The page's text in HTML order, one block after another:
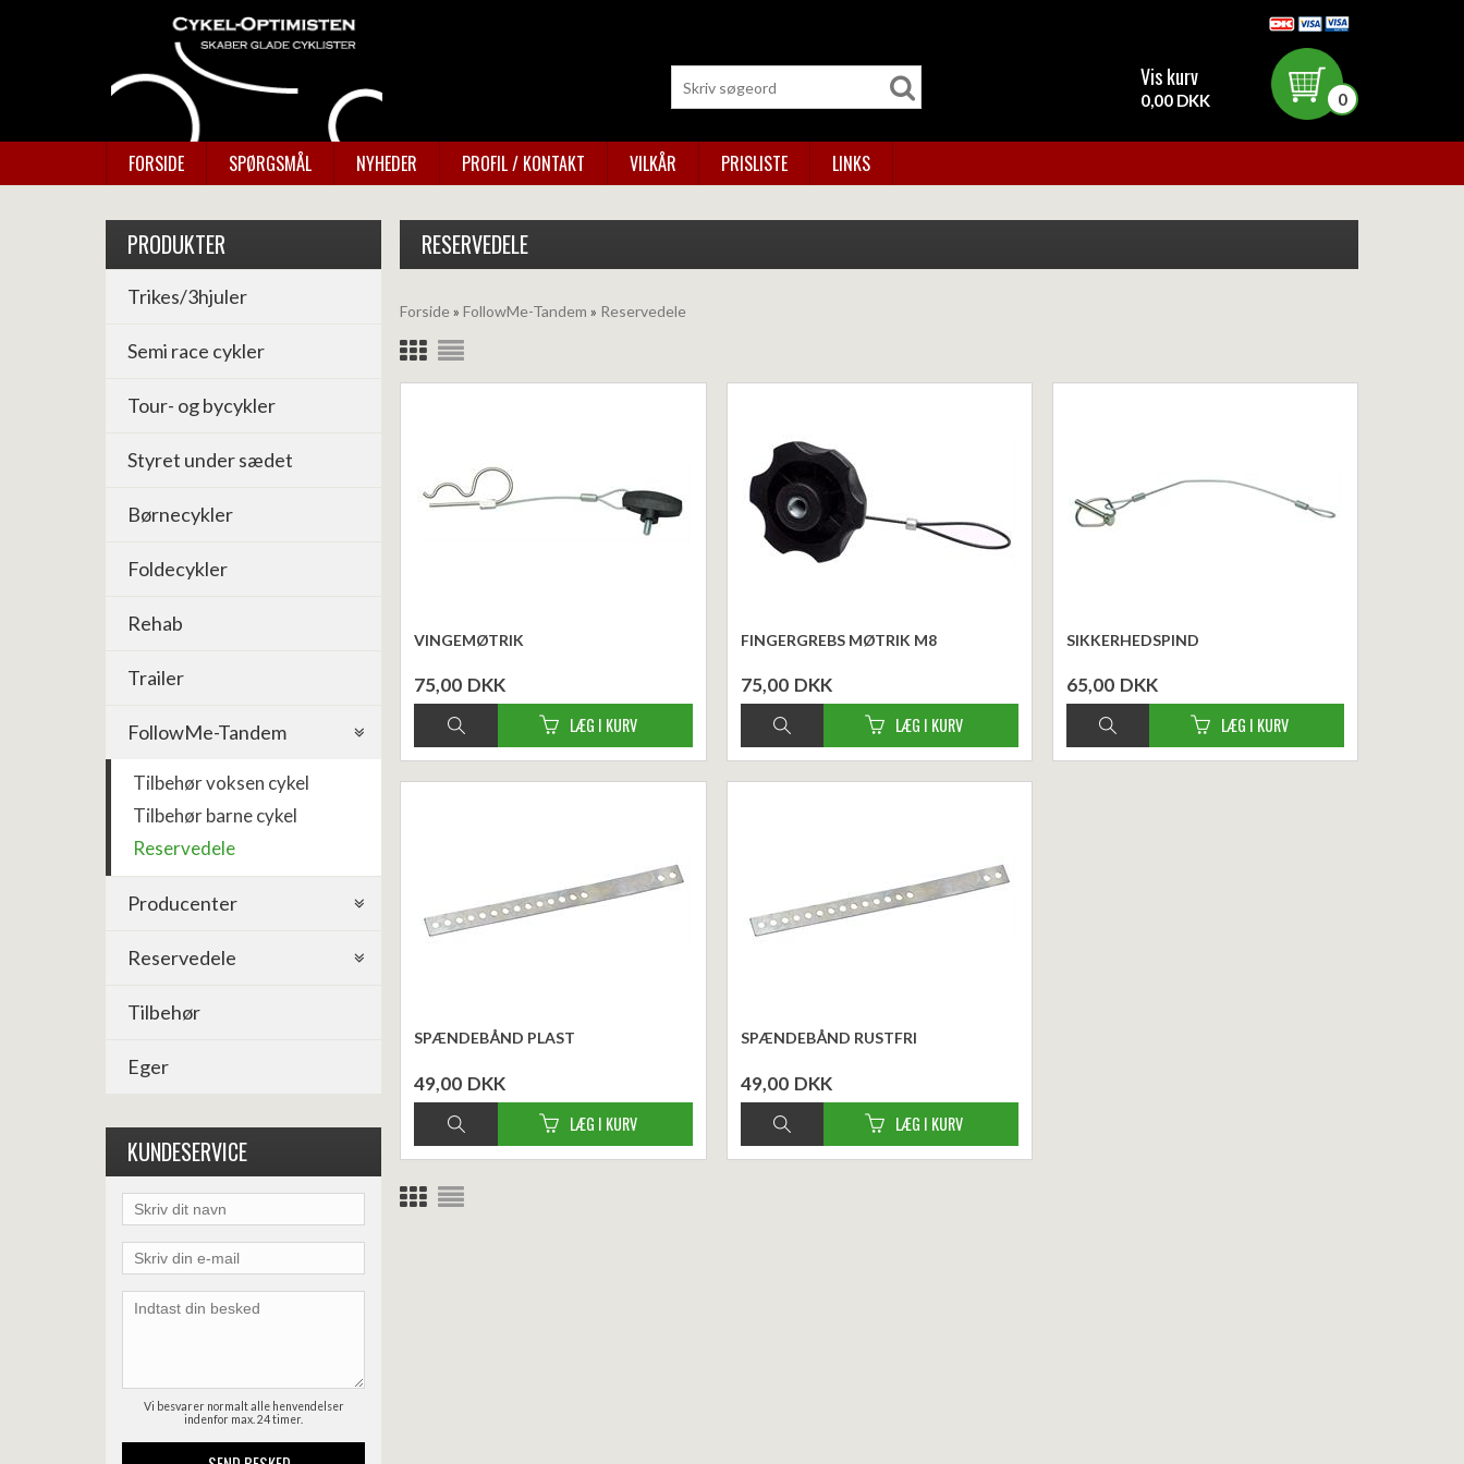
Vis kurv
0
0,00 DKK
FORSIDE SPØRGSMÅL NYHEDER PROFIL / KONTAKT VILKÅR PRISLISTE LINKS
PRODUKTER
Trikes/3hjuler
Semi race cykler
Tour- og bycykler
Styret under sædet
Børnecykler
Foldecykler
Rehab
Trailer
FollowMe-Tandem
Tilbehør voksen cykel
Tilbehør barne cykel
Reservedele
Producenter
Reservedele
Tilbehør
Eger
KUNDESERVICE
Vi besvarer normalt alle henvendelser
indenfor max. 24 timer.
RESERVEDELE
Forside»FollowMe-Tandem » Reservedele
VINGEMØTRIK
75,00 DKK
FINGERGREBS MØTRIK M8
75,00 DKK
SIKKERHEDSPIND
65,00 DKK
SPÆNDEBÅND PLAST
49,00 DKK
SPÆNDEBÅND RUSTFRI
49,00 DKK